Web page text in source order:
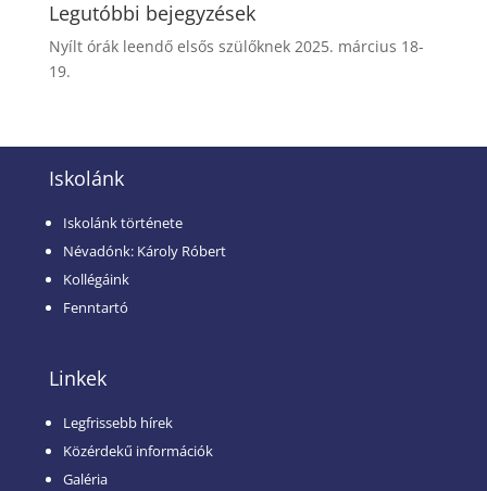
Legutóbbi bejegyzések
Nyílt órák leendő elsős szülőknek 2025. március 18-
19.
Iskolánk
Iskolánk története
Névadónk: Károly Róbert
Kollégáink
Fenntartó
Linkek
Legfrissebb hírek
Közérdekű információk
Galéria